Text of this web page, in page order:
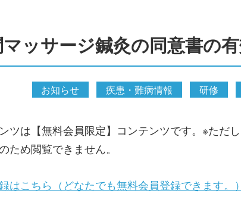
ッサージ鍼灸の同意書の
お知らせ 疾患・難病情報 研修
ツは【無料会員限定】コンテンツです。※ただ
ため閲覧できません。
はこちら（どなたでも無料会員登録できます。）